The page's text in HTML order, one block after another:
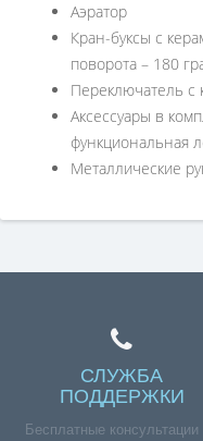
Аэратор
Кран-буксы с
поворота – 180
Переключатель с
Аксессуары в
функциональная
Металлические
СЛУЖБА
ПОДДЕРЖКИ
Бесплатные консультации